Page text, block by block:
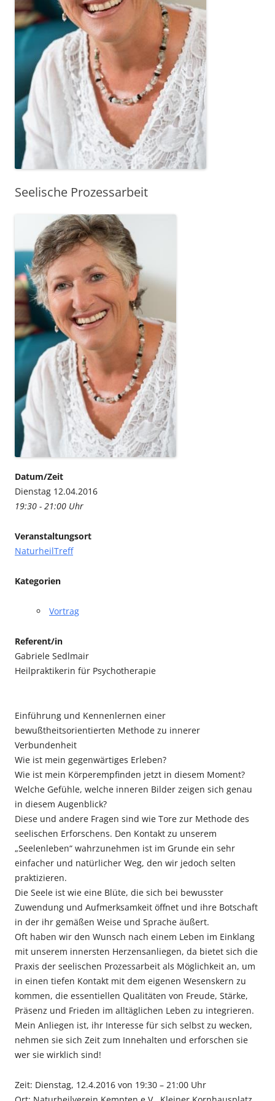
Seelische Prozessarbeit
Datum/Zeit
Dienstag 12.04.2016
19:30 - 21:00 Uhr
Veranstaltungsort
NaturheilTreff
Kategorien
Vortrag
Referent/in
Gabriele Sedlmair
Heilpraktikerin für Psychotherapie
Einführung und Kennenlernen einer
bewußtheitsorientierten Methode zu innerer
Verbundenheit
Wie ist mein gegenwärtiges Erleben?
Wie ist mein Körperempfinden jetzt in diesem Moment?
Welche Gefühle, welche inneren Bilder zeigen sich genau
in diesem Augenblick?
Diese und andere Fragen sind wie Tore zur Methode des
seelischen Erforschens. Den Kontakt zu unserem
„Seelenleben“ wahrzunehmen ist im Grunde ein sehr
einfacher und natürlicher Weg, den wir jedoch selten
praktizieren.
Die Seele ist wie eine Blüte, die sich bei bewusster
Zuwendung und Aufmerksamkeit öffnet und ihre Botschaft
in der ihr gemäßen Weise und Sprache äußert.
Oft haben wir den Wunsch nach einem Leben im Einklang
mit unserem innersten Herzensanliegen, da bietet sich die
Praxis der seelischen Prozessarbeit als Möglichkeit an, um
in einen tiefen Kontakt mit dem eigenen Wesenskern zu
kommen, die essentiellen Qualitäten von Freude, Stärke,
Präsenz und Frieden im alltäglichen Leben zu integrieren.
Mein Anliegen ist, ihr Interesse für sich selbst zu wecken,
nehmen sie sich Zeit zum Innehalten und erforschen sie
wer sie wirklich sind!
Zeit: Dienstag, 12.4.2016 von 19:30 – 21:00 Uhr